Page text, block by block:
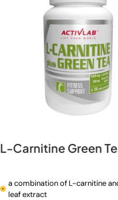
L-Carnitine Green
a combination of L-carnitine
leaf extract